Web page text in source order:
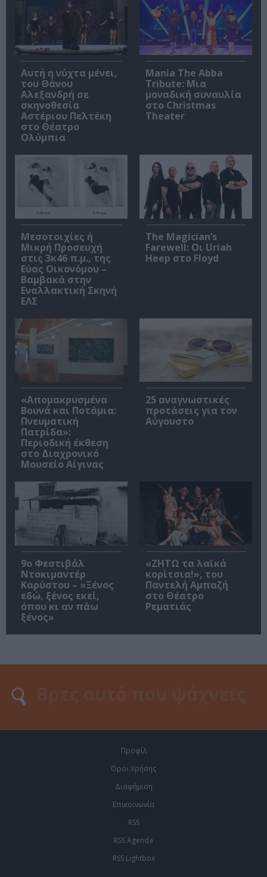
Αυτή η νύχτα μένει,
του Θάνου
Αλεξανδρή σε
σκηνοθεσία
Αστέριου Πελτέκη
στο Θέατρο
Ολύμπια
Mania The Abba
Tribute: Μια
μοναδική συναυλία
στο Christmas
Theater
Μεσοτοιχίες ή
Μικρή Προσευχή
στις 3κ46 π.μ., της
Εύας Οικονόμου –
Βαμβακά στην
Εναλλακτική Σκηνή
ΕΛΣ
The Magician’s
Farewell: Οι Uriah
Heep στο Floyd
«Απομακρυσμένα
Βουνά και Ποτάμια:
Πνευματική
Πατρίδα»:
Περιοδική έκθεση
στο Διαχρονικό
Μουσείο Αίγινας
25 αναγνωστικές
προτάσεις για τον
Αύγουστο
9ο Φεστιβάλ
Ντοκιμαντέρ
Καρύστου – «Ξένος
εδώ, ξένος εκεί,
όπου κι αν πάω
ξένος»
«ΖΗΤΩ τα λαϊκά
κορίτσια!», του
Παντελή Αμπαζή
στο Θέατρο
Ρεματιάς
Προφίλ
Οροι Χρήσης
Διαφήμιση
Επικοινωνία
RSS
RSS Agenda
RSS Lightbox